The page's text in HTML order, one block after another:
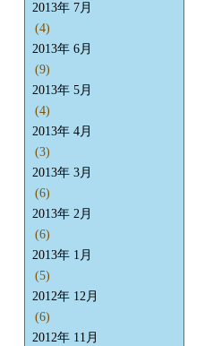
2013年 7月
(4)
2013年 6月
(9)
2013年 5月
(4)
2013年 4月
(3)
2013年 3月
(6)
2013年 2月
(6)
2013年 1月
(5)
2012年 12月
(6)
2012年 11月